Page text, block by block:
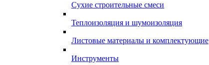
Сухие строительные смеси
Теплоизоляция и шумоизоляция
Листовые материалы и комплектующие
Инструменты